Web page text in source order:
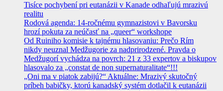
Tisíce pochybení pri eutanázii v Kanade odhaľujú mrazivú
realitu
Rodová agenda: 14-ročnému gymnazistovi v Bavorsku
hrozí pokuta za neúčasť na „queer“ workshope
Od Ruiniho komisie k tajnému hlasovaniu: Prečo Rím
nikdy neuznal Medžugorie za nadprirodzené. Pravda o
Medžugorí vychádza na povrch: 21 z 33 expertov a biskupov
hlasovalo za „constat de non supernaturalitate“!!!
„Oni ma v piatok zabijú?“ Aktuálne: Mrazivý skutočný
príbeh babičky, ktorú kanadský systém dotlačil k eutanázii